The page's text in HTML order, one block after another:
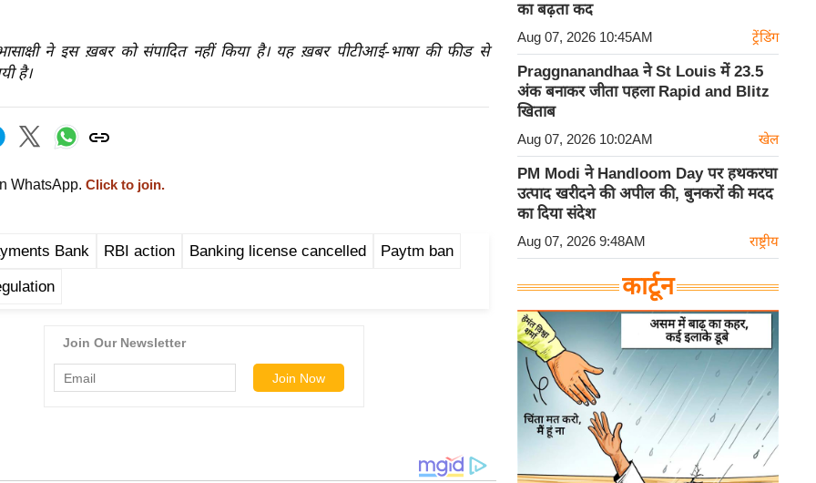
ने इस ख़बर को संपादित नहीं किया है। यह ख़बर पीटीआई-भाषा की फीड से
है।
WhatsApp. Click to join.
Bank RBI action Banking license cancelled Paytm ban
का बढ़ता कद
Aug 07, 2026 10:45AM ट्रेंडिंग
Praggnanandhaa ने St Louis में 23.5
अंक बनाकर जीता पहला Rapid and Blitz
खिताब
Aug 07, 2026 10:02AM खेल
PM Modi ने Handloom Day पर हथकरघा
उत्पाद खरीदने की अपील की, बुनकरों की मदद
का दिया संदेश
Aug 07, 2026 9:48AM राष्ट्रीय
कार्टून